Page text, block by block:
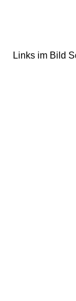
Links im Bild